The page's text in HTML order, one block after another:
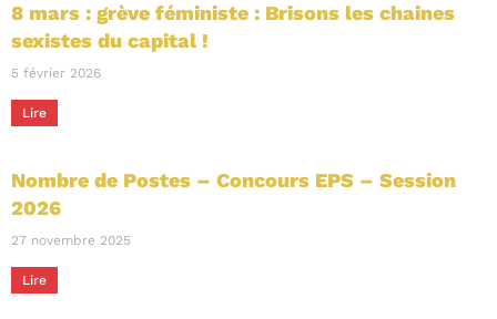
8 mars : grève féministe : Brisons les chaines
sexistes du capital !
5 février 2026
Lire
Nombre de Postes – Concours EPS – Session
2026
27 novembre 2025
Lire